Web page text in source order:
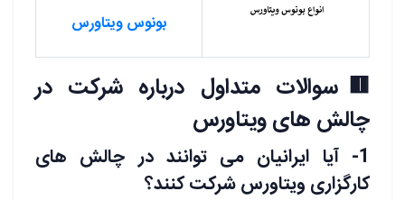
بونوس ویتاورس
🟥سوالات متداول درباره شرکت در
چالش های ویتاورس
1- آیا ایرانیان می توانند در چالش های
کارگزاری ویتاورس شرکت کنند؟